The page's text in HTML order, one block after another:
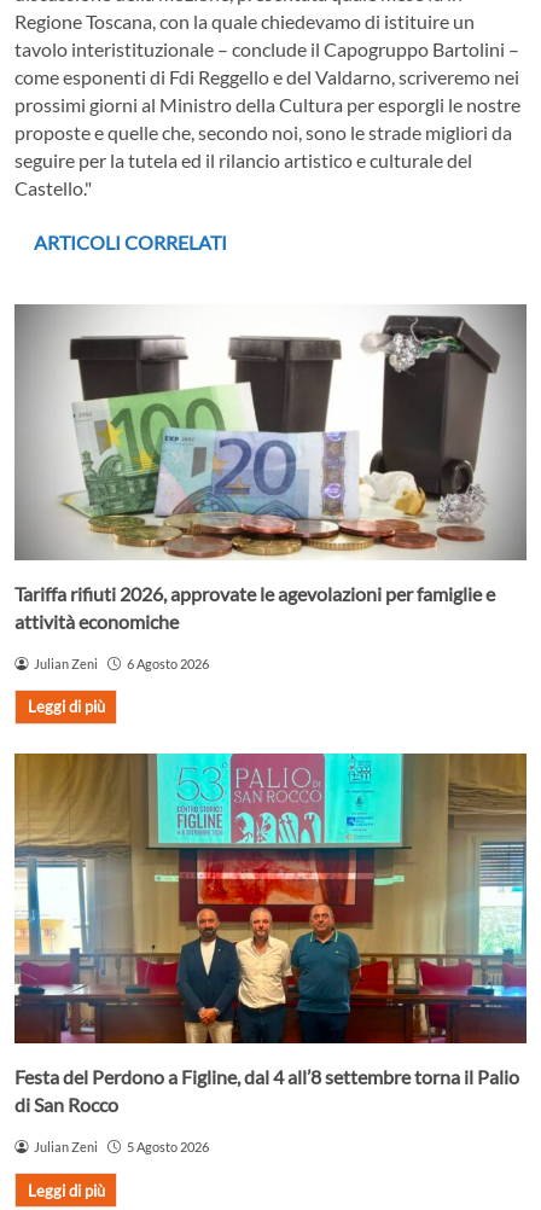
Regione Toscana, con la quale chiedevamo di istituire un
tavolo interistituzionale – conclude il Capogruppo Bartolini –
come esponenti di Fdi Reggello e del Valdarno, scriveremo nei
prossimi giorni al Ministro della Cultura per esporgli le nostre
proposte e quelle che, secondo noi, sono le strade migliori da
seguire per la tutela ed il rilancio artistico e culturale del
Castello."
ARTICOLI CORRELATI
Tariffa rifiuti 2026, approvate le agevolazioni per famiglie e
attività economiche
Julian Zeni 6 Agosto 2026
Leggi di più
Festa del Perdono a Figline, dal 4 all’8 settembre torna il Palio
di San Rocco
Julian Zeni 5 Agosto 2026
Leggi di più